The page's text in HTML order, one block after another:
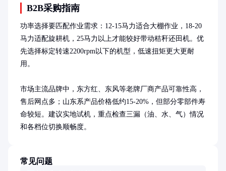
B2B采购指南
功率选择要匹配作业需求：12-15马力适合大棚作业，18-20
马力适配旋耕机，25马力以上才能较好带动秸秆还田机。优
先选择标定转速2200rpm以下的机型，低速扭矩更大更耐
用。
市场主流品牌中，东方红、东风等老牌厂商产品可靠性高，
售后网点多；山东系产品价格低约15-20%，但部分零部件寿
命较短。建议实地试机，重点检查三漏（油、水、气）情况
和各档位切换顺畅度。
常见问题